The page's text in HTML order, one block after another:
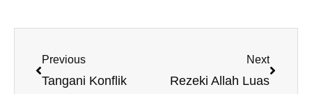
Previous
Tangani Konflik
Next
Rezeki Allah Luas